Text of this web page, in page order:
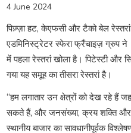
4 June 2024
पिज़्ज़ा हट, केएफसी और टैको बेल
एडमिनिस्ट्रेटर स्फेरा फ्रैंचाइज़ ग्रुप ने
में पहला रेस्तरां खोला है। पिटेस्टी और
गया यह समूह का तीसरा रेस्तरां है।
“हम लगातार उन क्षेत्रों को देख रहे हैं
सकते हैं, और जनसंख्या, क्रय शक्ति और
स्थानीय बाजार का सावधानीपूर्वक